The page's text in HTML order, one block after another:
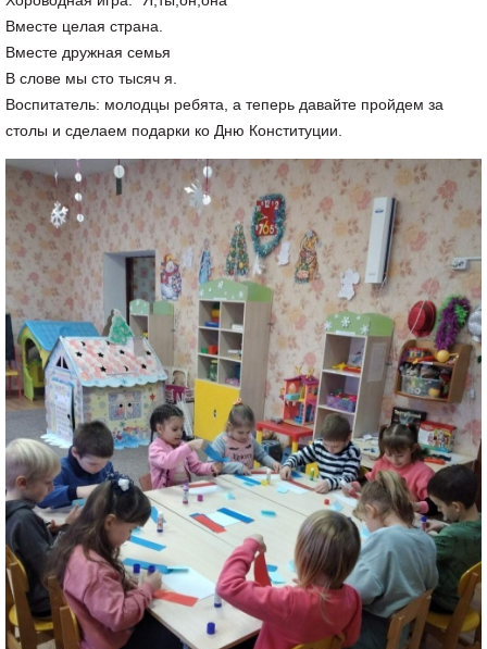
Вместе целая страна.
Вместе дружная семья
В слове мы сто тысяч я.
Воспитатель: молодцы ребята, а теперь давайте пройдем за
столы и сделаем подарки ко Дню Конституции.